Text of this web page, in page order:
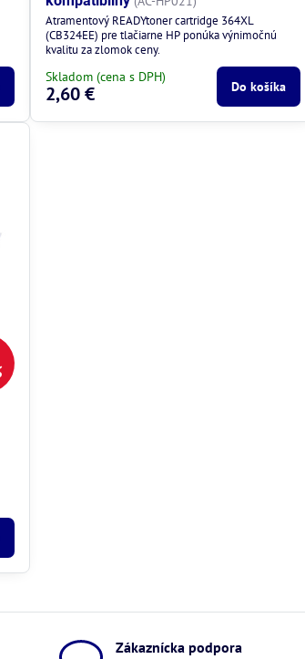
Atramentový READYtoner cartridge 364XL
(CB324EE) pre tlačiarne HP ponúka výnimočnú
kvalitu za zlomok ceny.
Skladom (cena s DPH)
2,60 € Do košíka
Zákaznícka podpora